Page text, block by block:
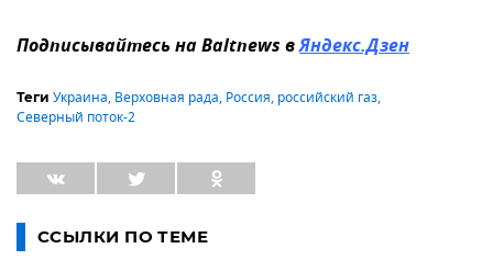
Подписывайтесь на Baltnews вЯндекс.Дзен
Теги Украина, Верховная рада, Россия, российский газ,
Северный поток-2
ССЫЛКИ ПО ТЕМЕ